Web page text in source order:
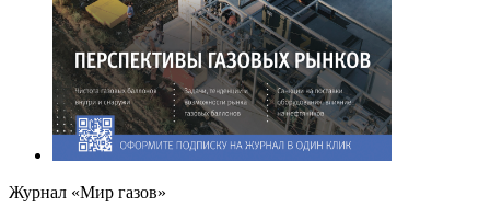
Журнал «Мир газов»